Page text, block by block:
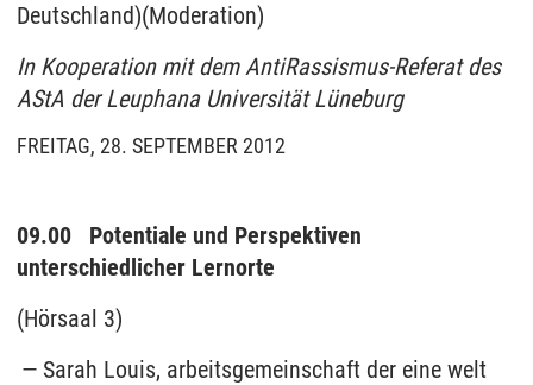
Deutschland)(Moderation)
In Kooperation mit dem AntiRassismus-Referat des
AStA der Leuphana Universität Lüneburg
FREITAG, 28. SEPTEMBER 2012
09.00
Potentiale und Perspektiven
unterschiedlicher Lernorte
(Hörsaal 3)
Sarah Louis, arbeitsgemeinschaft der eine welt